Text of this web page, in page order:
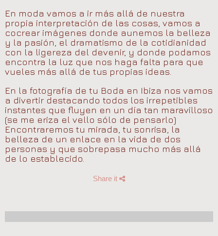
En moda vamos a ir más allá de nuestra
propia interpretación de las cosas, vamos a
cocrear imágenes donde aunemos la belleza
y la pasión, el dramatismo de la cotidianidad
con la ligereza del devenir, y donde podamos
encontra la luz que nos haga falta para que
vueles más allá de tus propias ideas.
En la fotografía de tu Boda en Ibiza nos vamos
a divertir destacando todos los irrepetibles
instantes que fluyen en un día tan maravilloso
(se me eriza el vello sólo de pensarlo)
Encontraremos tu mirada, tu sonrisa, la
belleza de un enlace en la vida de dos
personas y que sobrepasa mucho más allá
de lo establecido.
Share it